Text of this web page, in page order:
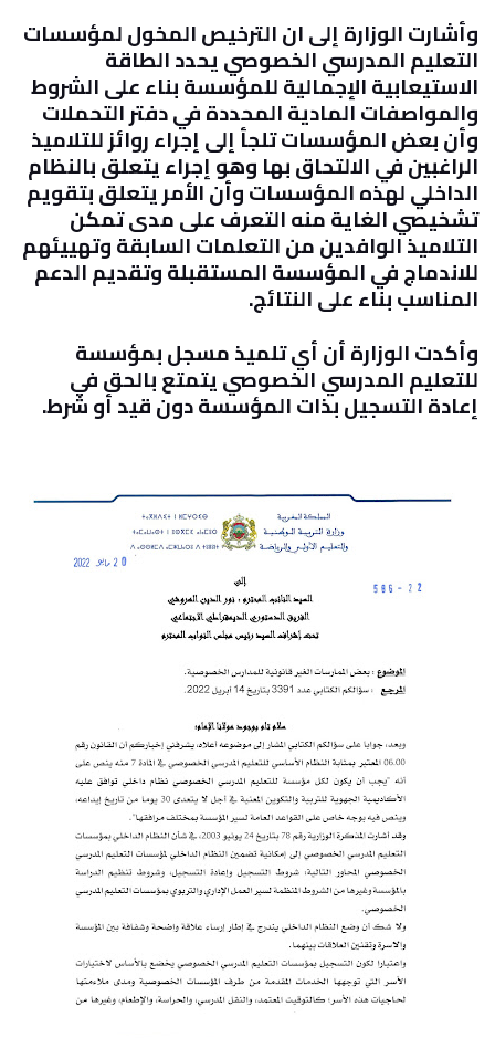
وأشارت الوزارة إلى ان الترخيص المخول لمؤسسات
التعليم المدرسي الخصوصي يحدد الطاقة
الاستيعابية الإجمالية للمؤسسة بناء على الشروط
والمواصفات المادية المحددة في دفتر التحملات
وأن بعض المؤسسات تلجأ إلى إجراء روائز للتلاميذ
الراغبين في الالتحاق بها وهو إجراء يتعلق بالنظام
الداخلي لهذه المؤسسات وأن الأمر يتعلق بتقويم
تشخيصي الغاية منه التعرف على مدى تمكن
التلاميذ الوافدين من التعلمات السابقة وتهييئهم
للاندماج في المؤسسة المستقبلة وتقديم الدعم
المناسب بناء على النتائج.
وأكدت الوزارة أن أي تلميذ مسجل بمؤسسة
للتعليم المدرسي الخصوصي يتمتع بالحق في
إعادة التسجيل بذات المؤسسة دون قيد أو شرط.